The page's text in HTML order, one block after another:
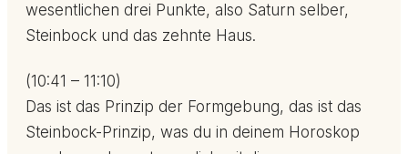
wesentlichen drei Punkte, also Saturn selber,
Steinbock und das zehnte Haus.
(10:41 – 11:10)
Das ist das Prinzip der Formgebung, das ist das
Steinbock-Prinzip, was du in deinem Horoskop